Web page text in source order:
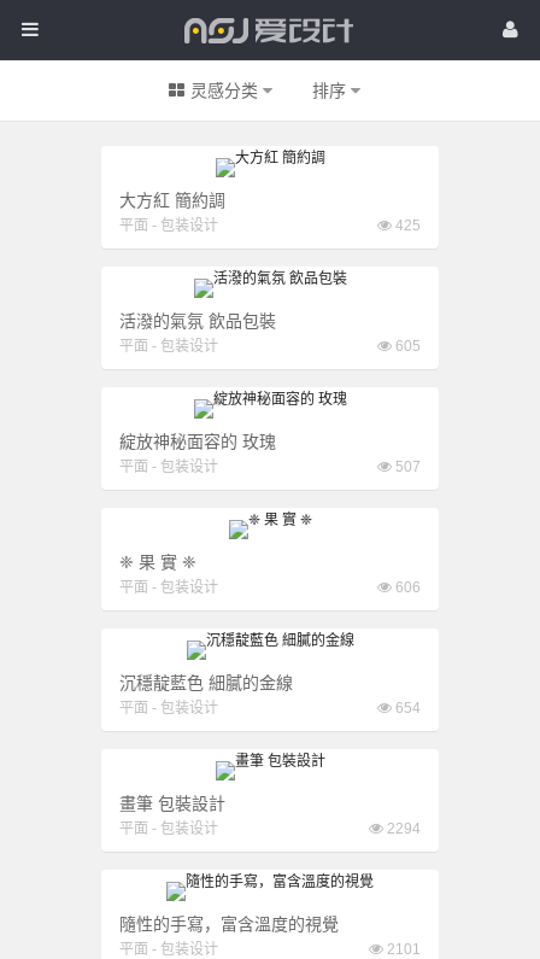
爱
设
计
爱 首页 灵感
灵感分类 排序
大方紅 簡約調
平面 - 包装设计 425
活潑的氣氛 飲品包裝
平面 - 包装设计 605
綻放神秘面容的 玫瑰
平面 - 包装设计 507
❈ 果 實 ❈
平面 - 包装设计 606
沉穩靛藍色 細膩的金線
平面 - 包装设计 654
畫筆 包裝設計
平面 - 包装设计 2294
隨性的手寫，富含溫度的視覺
平面 - 包装设计 2101